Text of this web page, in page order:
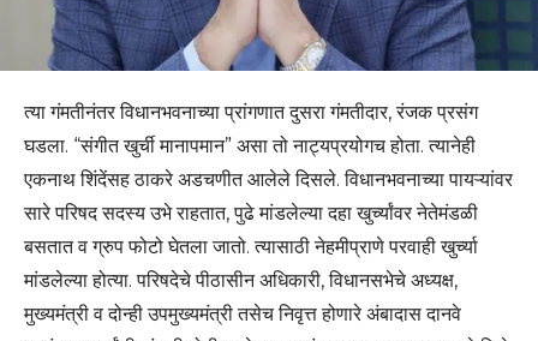
त्या गंमतीनंतर विधानभवनाच्या प्रांगणात दुसरा गंमतीदार, रंजक प्रसंग
घडला. “संगीत खुर्ची मानापमान” असा तो नाट्यप्रयोगच होता. त्यानेही
एकनाथ शिंदेंसह ठाकरे अडचणीत आलेले दिसले. विधानभवनाच्या पायऱ्यांवर
सारे परिषद सदस्य उभे राहतात, पुढे मांडलेल्या दहा खुर्च्यांवर नेतेमंडळी
बसतात व ग्रुप फोटो घेतला जातो. त्यासाठी नेहमीप्राणे परवाही खुर्च्या
मांडलेल्या होत्या. परिषदेचे पीठासीन अधिकारी, विधानसभेचे अध्यक्ष,
मुख्यमंत्री व दोन्ही उपमुख्यमंत्री तसेच निवृत्त होणारे अंबादास दानवे